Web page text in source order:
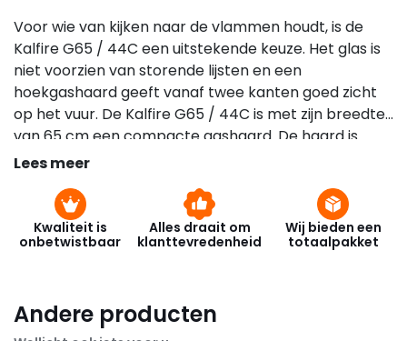
Voor wie van kijken naar de vlammen houdt, is de
Kalfire G65 / 44C een uitstekende keuze. Het glas is
niet voorzien van storende lijsten en een
hoekgashaard geeft vanaf twee kanten goed zicht
op het vuur. De Kalfire G65 / 44C is met zijn breedte
van 65 cm een compacte gashaard. De haard is
verkrijgbaar met een linkse en een rechtse hoek. Een
de haard loopt tot aan het glas door en door het
ontbreken van een metalen omlijsting geeft de
gashaard de indruk een open haard te zijn.
Lees meer
Kwaliteit is
onbetwistbaar
Alles draait om
klanttevredenheid
Wij bieden een
totaalpakket
Andere producten